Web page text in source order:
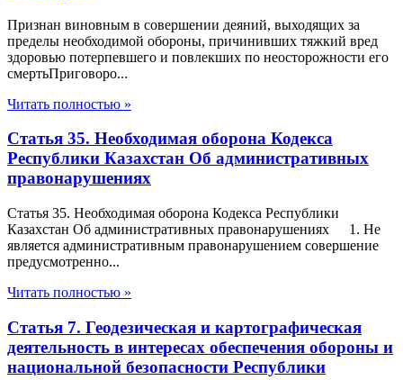
Признан виновным в совершении деяний, выходящих за
пределы необходимой обороны, причинивших тяжкий вред
здоровью потерпевшего и повлекших по неосторожности его
смертьПриговоро...
Читать полностью »
Статья 35. Необходимая оборона Кодекса
Республики Казахстан Об административных
правонарушениях
Статья 35. Необходимая оборона Кодекса Республики
Казахстан Об административных правонарушениях 1. Не
является административным правонарушением совершение
предусмотренно...
Читать полностью »
Статья 7. Геодезическая и картографическая
деятельность в интересах обеспечения обороны и
национальной безопасности Республики